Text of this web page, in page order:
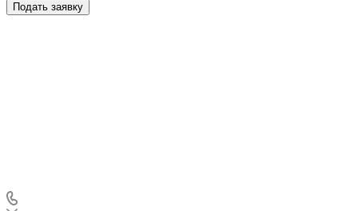
Подать заявку